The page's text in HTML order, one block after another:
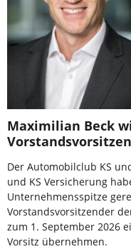
Maximilian Beck
Der Automobilclub KS
und KS Versicherung
Unternehmensspitze
Vorstandsvorsitzender
zum 1. September 2026
Vorsitz übernehmen.